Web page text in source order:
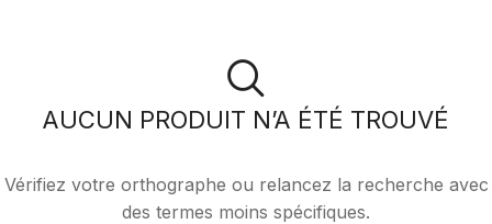
AUCUN PRODUIT N’A ÉTÉ TROUVÉ
Vérifiez votre orthographe ou relancez la recherche avec
des termes moins spécifiques.